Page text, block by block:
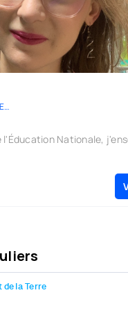
Sciences-De-La-Vie-Et-De-La-Te...
l'Éducation Nationale,
de la Terre